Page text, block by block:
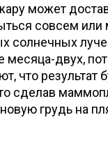
может
совсем
солнечных
месяца-двух,
что
сделав
грудь на